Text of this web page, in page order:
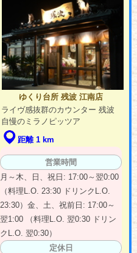
ゆくり台所 残波 江南店
ライヴ感抜群のカウンター 残波
自慢のミラノピッツア
距離 1 km
営業時間
月～木、日、祝日: 17:00～翌0:00
（料理L.O. 23:30 ドリンクL.O.
23:30）金、土、祝前日: 17:00～
翌1:00 （料理L.O. 翌0:30 ドリン
クL.O. 翌0:30）
定休日